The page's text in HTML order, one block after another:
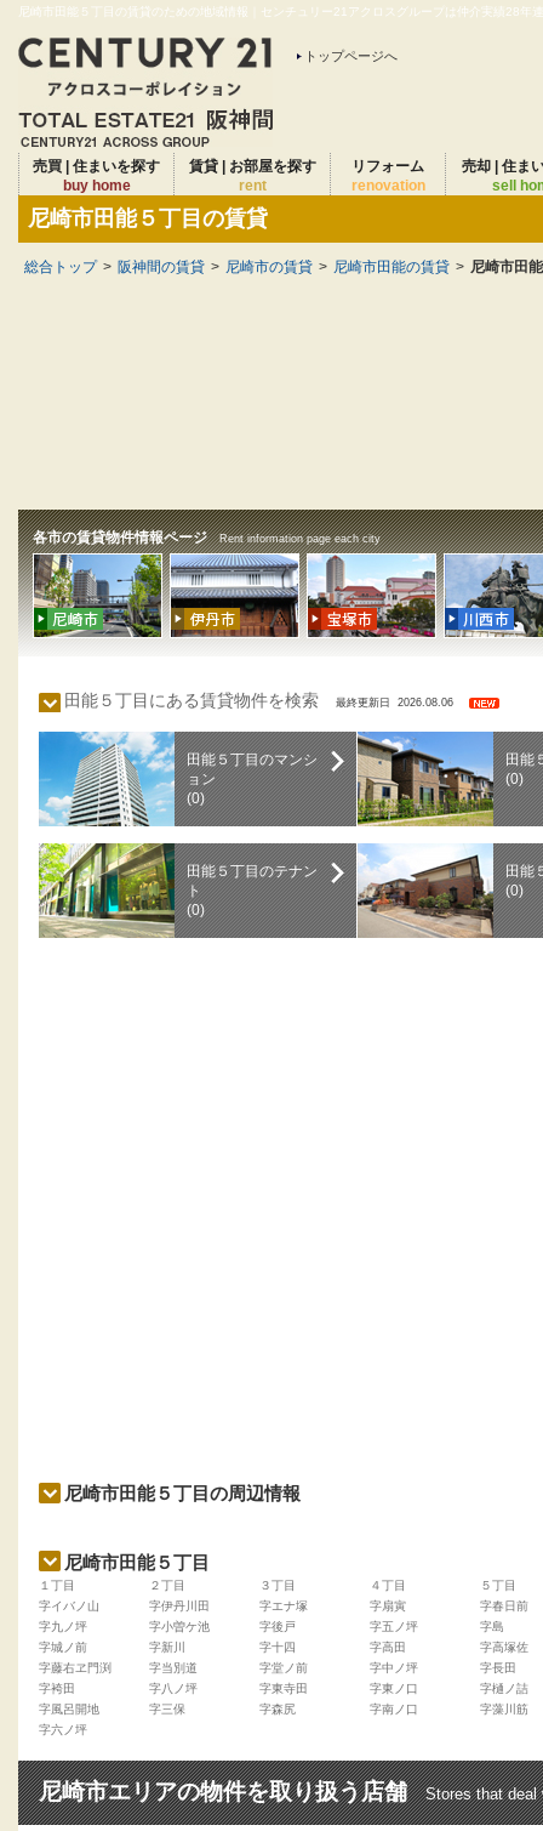
尼崎市田能５丁目の賃貸のための地域情報｜センチュリー21アクロスグループは仲介実績28年
トップページへ
売買 | 住まいを探す
buy home
賃貸 | お部屋を探す
rent
リフォーム
renovation
売却 | 住ま
sell
尼崎市田能５丁目の賃貸
総合トップ > 阪神間の賃貸 > 尼崎市の賃貸 > 尼崎市田能の賃貸 > 尼崎市田
各市の賃貸物件情報ページ Rent information page each city
田能５丁目にある賃貸物件を検索 最終更新日 2026.08.06
田能５丁目のマンシ
ョン
(0)
田能
(0)
田能５丁目のテナン
ト
(0)
田能
(0)
尼崎市田能５丁目の周辺情報
尼崎市田能５丁目
１丁目 ２丁目 ３丁目 ４丁目
５丁目
字イバノ山
字伊丹川田 字エナ塚 字扇寅
字春日前
字九ノ坪
字小曽ケ池 字後戸 字五ノ坪
字島
字城ノ前
字新川 字十四 字高田
字高塚佐
字藤右ヱ門渕
字当別道 字堂ノ前 字中ノ坪
字長田
字袴田
字八ノ坪 字東寺田 字東ノ口
字樋ノ詰
字風呂開地
字三保 字森尻 字南ノ口
字藻川筋
字六ノ坪
尼崎市エリアの物件を取り扱う店舗 Stores that deal